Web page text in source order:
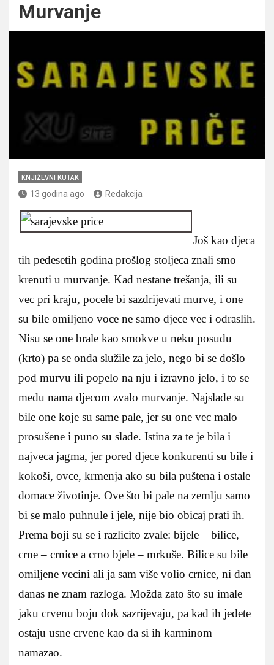
Murvanje
KNJIŽEVNI KUTAK
13 godina ago Redakcija
Još kao djeca
tih pedesetih godina prošlog stoljeca znali smo
krenuti u murvanje. Kad nestane trešanja, ili su
vec pri kraju, pocele bi sazdrijevati murve, i one
su bile omiljeno voce ne samo djece vec i odraslih.
Nisu se one brale kao smokve u neku posudu
(krto) pa se onda služile za jelo, nego bi se došlo
pod murvu ili popelo na nju i izravno jelo, i to se
medu nama djecom zvalo murvanje. Najslade su
bile one koje su same pale, jer su one vec malo
prosušene i puno su slade. Istina za te je bila i
najveca jagma, jer pored djece konkurenti su bile i
kokoši, ovce, krmenja ako su bila puštena i ostale
domace životinje. Ove što bi pale na zemlju samo
bi se malo puhnule i jele, nije bio obicaj prati ih.
Prema boji su se i razlicito zvale: bijele – bilice,
crne – crnice a crno bjele – mrkuše. Bilice su bile
omiljene vecini ali ja sam više volio crnice, ni dan
danas ne znam razloga. Možda zato što su imale
jaku crvenu boju dok sazrijevaju, pa kad ih jedete
ostaju usne crvene kao da si ih karminom
namazao.